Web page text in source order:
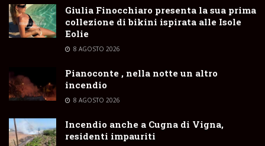
Giulia Finocchiaro presenta la sua prima
collezione di bikini ispirata alle Isole
Eolie
8 AGOSTO 2026
Pianoconte , nella notte un altro
incendio
8 AGOSTO 2026
Incendio anche a Cugna di Vigna,
residenti impauriti